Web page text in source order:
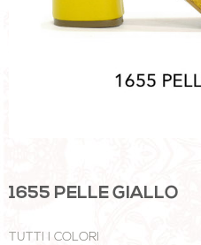
1655 PELLE GIALLO
TUTTI I COLORI